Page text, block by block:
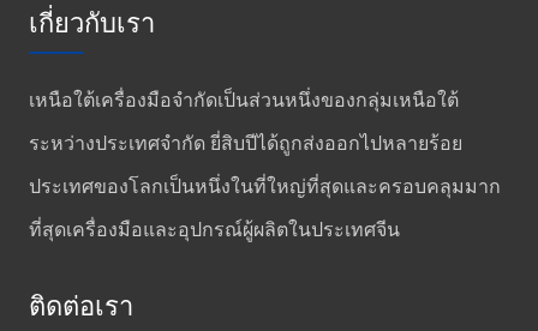
เกี่ยวกับเรา
เหนือใต้เครื่องมือจำกัดเป็นส่วนหนึ่งของกลุ่มเหนือใต้
ระหว่างประเทศจำกัด ยี่สิบปีได้ถูกส่งออกไปหลายร้อย
ประเทศของโลกเป็นหนึ่งในที่ใหญ่ที่สุดและครอบคลุมมาก
ที่สุดเครื่องมือและอุปกรณ์ผู้ผลิตในประเทศจีน
ติดต่อเรา